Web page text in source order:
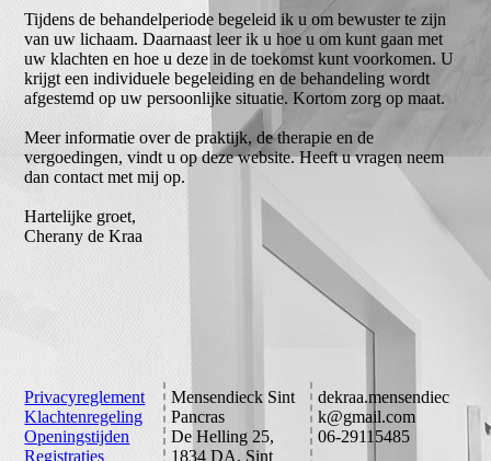
Tijdens de behandelperiode begeleid ik u om bewuster te zijn
van uw lichaam. Daarnaast leer ik u hoe u om kunt gaan met
uw klachten en hoe u deze in de toekomst kunt voorkomen. U
krijgt een individuele begeleiding en de behandeling wordt
afgestemd op uw persoonlijke situatie. Kortom zorg op maat.
Meer informatie over de praktijk, de therapie en de
vergoedingen, vindt u op deze website. Heeft u vragen neem
dan contact met mij op.
Hartelijke groet,
Cherany de Kraa
Privacyreglement
Klachtenregeling
Openingstijden
Registraties
Mensendieck Sint
Pancras
De Helling 25,
1834 DA, Sint
dekraa.mensendiec
k@gmail.com
06-29115485